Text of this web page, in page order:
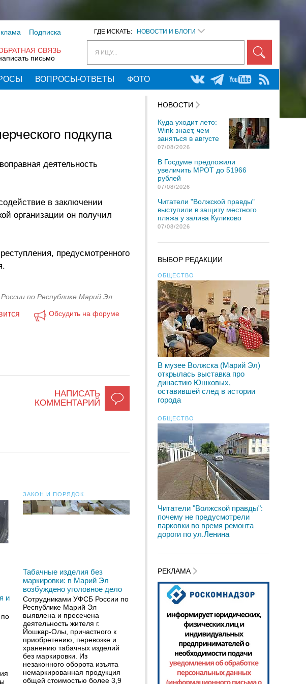
ГДЕ ИСКАТЬ: НОВОСТИ И БЛОГИ
Я ИЩУ...
Подписка
СВЯЗЬ
письмо
ВОПРОСЫ-ОТВЕТЫ ФОТО
подкупа
деятельность
в заключении
организации он получил
предусмотренного
по Республике Марий Эл
Обсудить на форуме
НАПИСАТЬ
КОММЕНТАРИЙ
и
ЗАКОН И ПОРЯДОК
Табачные изделия без
маркировки: в Марий Эл
возбуждено уголовное дело
Сотрудниками УФСБ России по
Республике Марий Эл
выявлена и пресечена
деятельность жителя г.
Йошкар-Олы, причастного к
приобретению, перевозке и
хранению табачных изделий
без маркировки. Из
незаконного оборота изъята
немаркированная продукция
общей стоимостью более 3,9
НОВОСТИ
Куда уходит лето:
Wink знает, чем
заняться в августе
07/08/2026
В Госдуме предложили
увеличить МРОТ до 51966
рублей
07/08/2026
Читатели "Волжской правды"
выступили в защиту местного
пляжа у залива Куликово
07/08/2026
ВЫБОР РЕДАКЦИИ
ОБЩЕСТВО
В музее Волжска (Марий Эл)
открылась выставка про
династию Юшковых,
оставившей след в истории
города
ОБЩЕСТВО
Читатели "Волжской правды":
почему не предусмотрели
парковки во время ремонта
дороги по ул.Ленина
РЕКЛАМА